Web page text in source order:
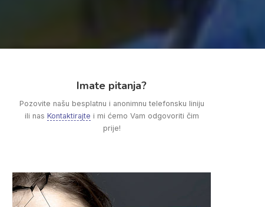
Imate pitanja?
Pozovite našu besplatnu i anonimnu telefonsku liniju
ili nas Kontaktirajte i mi ćemo Vam odgovoriti čim
prije!